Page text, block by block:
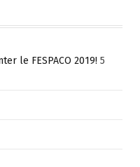
le FESPACO 2019! 5